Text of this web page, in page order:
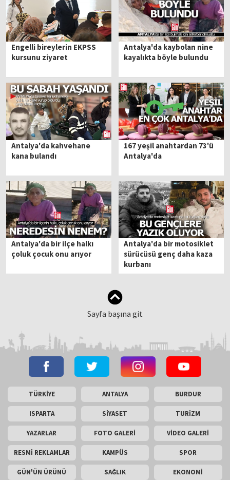
Engelli bireylerin EKPSS
kursunu ziyaret
Antalya'da kaybolan nine
kayalıkta böyle bulundu
Antalya'da kahvehane
kana bulandı
167 yeşil anahtardan 73'ü
Antalya'da
Antalya'da bir ilçe halkı
çoluk çocuk onu arıyor
Antalya'da bir motosiklet
sürücüsü genç daha kaza
kurbanı
Sayfa başına git
TÜRKİYE ANTALYA BURDUR
ISPARTA SİYASET TURİZM
YAZARLAR FOTO GALERİ VİDEO GALERİ
RESMİ REKLAMLAR KAMPÜS SPOR
GÜN'ÜN ÜRÜNÜ SAĞLIK EKONOMİ